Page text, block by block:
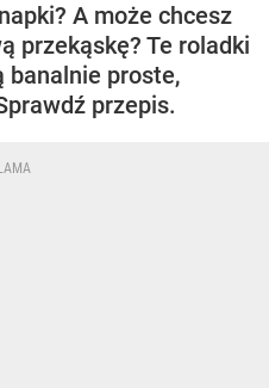
A może chcesz
przekąskę? Te roladki
banalnie proste,
przepis.